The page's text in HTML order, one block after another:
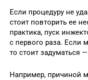
Если процедуру не
стоит повторить ее
практика, пуск
с первого раза. Если
то стоит задуматься
Например, причиной